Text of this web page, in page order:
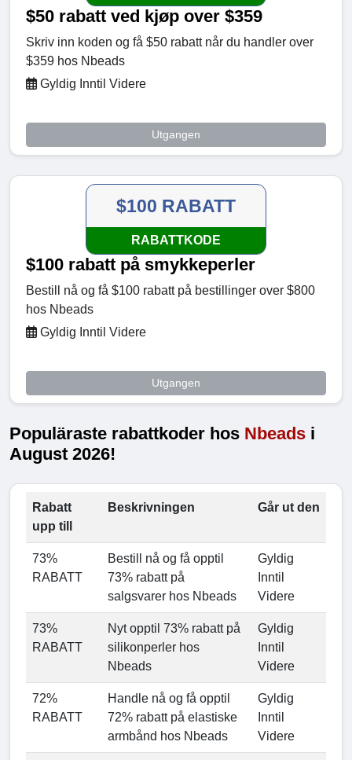
$50 rabatt ved kjøp over $359
Skriv inn koden og få $50 rabatt når du handler over
$359 hos Nbeads
Gyldig Inntil Videre
Utgangen
$100 RABATT
RABATTKODE
$100 rabatt på smykkeperler
Bestill nå og få $100 rabatt på bestillinger over $800
hos Nbeads
Gyldig Inntil Videre
Utgangen
Populäraste rabattkoder hos Nbeads i
August 2026!
Rabatt
upp till
Beskrivningen Går ut den
73%
RABATT
Bestill nå og få opptil
73% rabatt på
salgsvarer hos Nbeads
Gyldig
Inntil
Videre
73%
RABATT
Nyt opptil 73% rabatt på
silikonperler hos
Nbeads
Gyldig
Inntil
Videre
72%
RABATT
Handle nå og få opptil
72% rabatt på elastiske
armbånd hos Nbeads
Gyldig
Inntil
Videre